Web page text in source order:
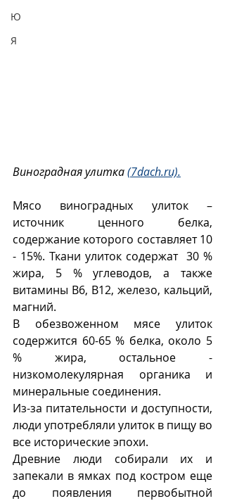
Ю
Я
Виноградная улитка (7dach.ru).
Мясо виноградных улиток –
источник ценного белка,
содержание которого составляет 10
- 15%. Ткани улиток содержат  30 %
жира, 5 % углеводов, а также
витамины B6, B12, железо, кальций,
магний.
В обезвоженном мясе улиток
содержится 60-65 % белка, около 5
% жира, остальное -
низкомолекулярная органика и
минеральные соединения.
Из-за питательности и доступности,
люди употребляли улиток в пищу во
все исторические эпохи.
Древние люди собирали их и
запекали в ямках под костром еще
до появления первобытной